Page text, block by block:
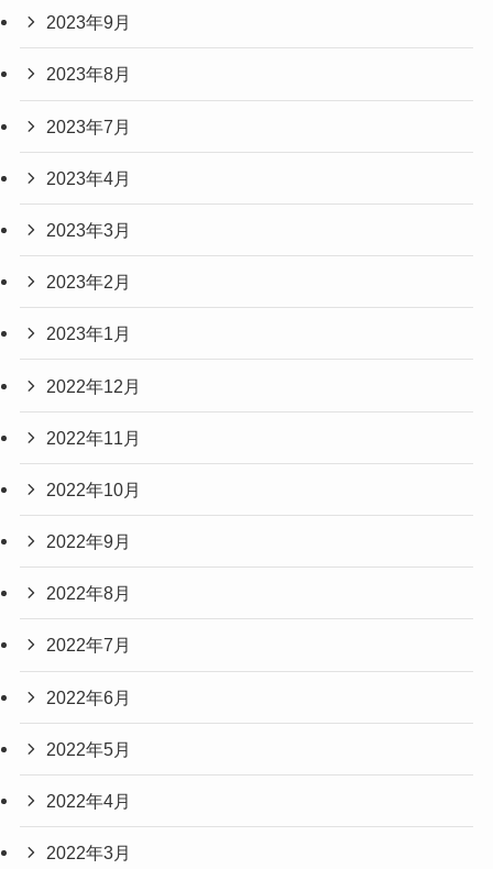
2023年9月
2023年8月
2023年7月
2023年4月
2023年3月
2023年2月
2023年1月
2022年12月
2022年11月
2022年10月
2022年9月
2022年8月
2022年7月
2022年6月
2022年5月
2022年4月
2022年3月